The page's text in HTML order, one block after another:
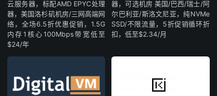
云服务器，标配AMD EPYC处理
器，美国洛杉矶机房/三网高端网
络，全场6.5折优惠促销，1.5G
内存1核心100Mbps带宽低至
$24/年
器，可选机房 美国/巴西/瑞士/阿
尔巴利亚/斯洛文尼亚，纯NVMe
SSD/不限流量，5折促销循环折
扣，低至$2.34/月